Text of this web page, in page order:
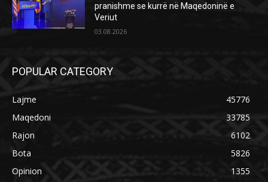
pranishme se kurrë në Maqedoninë e
Veriut
03.08.2026
POPULAR CATEGORY
Lajme
45776
Maqedoni
33785
Rajon
6102
Bota
5826
Opinion
1355